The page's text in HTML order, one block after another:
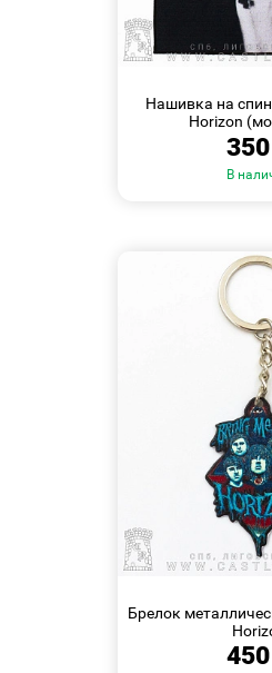
Нашивка на
Horizon
350
В
Брелок
450